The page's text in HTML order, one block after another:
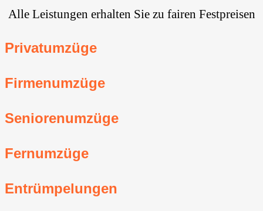
Alle Leistungen erhalten Sie zu fairen Festpreisen
Privatumzüge
Firmenumzüge
Seniorenumzüge
Fernumzüge
Entrümpelungen